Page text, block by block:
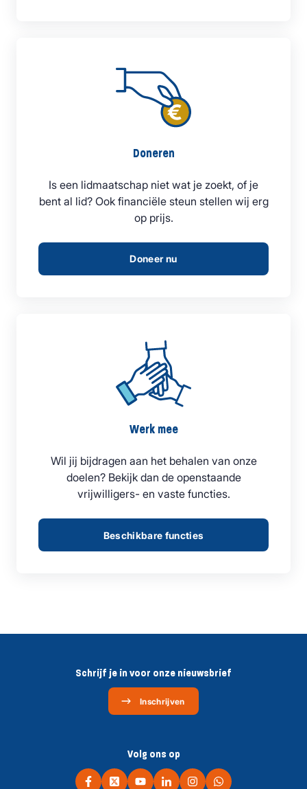
Doneren
Is een lidmaatschap niet wat je zoekt, of je
bent al lid? Ook financiële steun stellen wij erg
op prijs.
Doneer nu
Werk mee
Wil jij bijdragen aan het behalen van onze
doelen? Bekijk dan de openstaande
vrijwilligers- en vaste functies.
Beschikbare functies
Schrijf je in voor onze nieuwsbrief
Inschrijven
Volg ons op